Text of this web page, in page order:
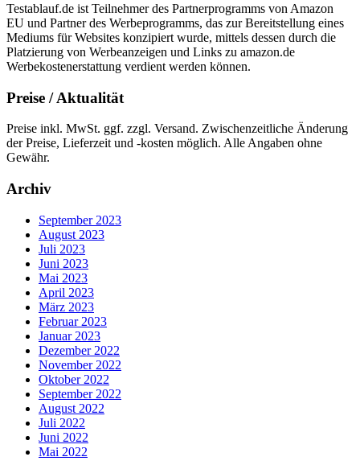
Testablauf.de ist Teilnehmer des Partnerprogramms von Amazon
EU und Partner des Werbeprogramms, das zur Bereitstellung eines
Mediums für Websites konzipiert wurde, mittels dessen durch die
Platzierung von Werbeanzeigen und Links zu amazon.de
Werbekostenerstattung verdient werden können.
Preise / Aktualität
Preise inkl. MwSt. ggf. zzgl. Versand. Zwischenzeitliche Änderung
der Preise, Lieferzeit und -kosten möglich. Alle Angaben ohne
Gewähr.
Archiv
September 2023
August 2023
Juli 2023
Juni 2023
Mai 2023
April 2023
März 2023
Februar 2023
Januar 2023
Dezember 2022
November 2022
Oktober 2022
September 2022
August 2022
Juli 2022
Juni 2022
Mai 2022